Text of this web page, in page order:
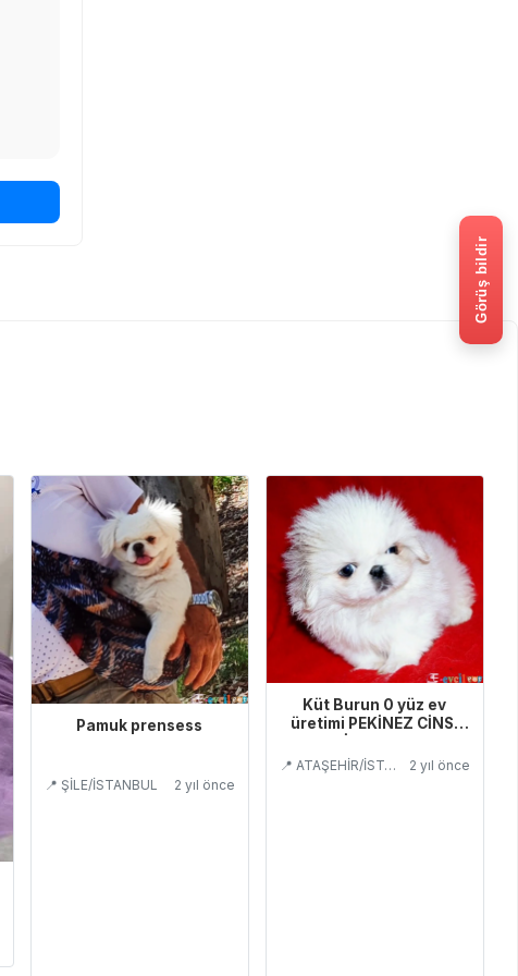
Pamuk prensess
📍 ŞİLE/İSTANBUL 2 yıl önce
Küt Burun 0 yüz ev
üretimi PEKİNEZ CİNSİ
📍 ATAŞEHİR/İSTANBUL 2 yıl önce
Görüş bildir